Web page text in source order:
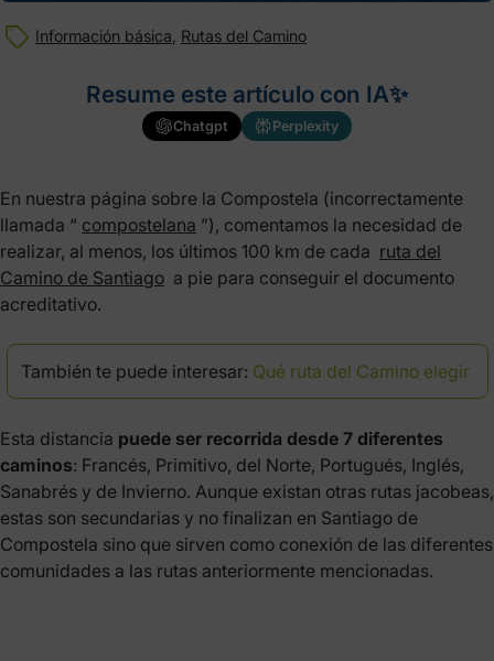
Información básica, Rutas del Camino
Resume este artículo con IA✨
Chatgpt Perplexity
En nuestra página sobre la Compostela (incorrectamente
llamada “ compostelana ”), comentamos la necesidad de
realizar, al menos, los últimos 100 km de cada ruta del
Camino de Santiago a pie para conseguir el documento
acreditativo.
También te puede interesar: Qué ruta del Camino elegir
Esta distancia puede ser recorrida desde 7 diferentes
caminos: Francés, Primitivo, del Norte, Portugués, Inglés,
Sanabrés y de Invierno. Aunque existan otras rutas jacobeas,
estas son secundarias y no finalizan en Santiago de
Compostela sino que sirven como conexión de las diferentes
comunidades a las rutas anteriormente mencionadas.